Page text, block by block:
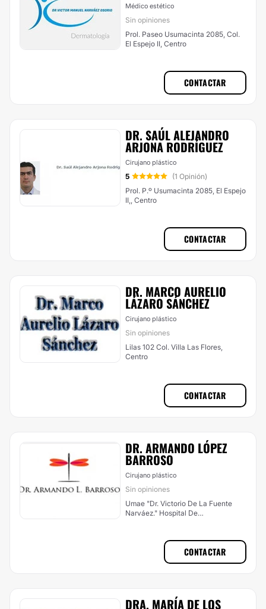
Médico estético
Sin opiniones
Prol. Paseo Usumacinta 2085, Col.
El Espejo II, Centro
CONTACTAR
DR. SAÚL ALEJANDRO
ARJONA RODRÍGUEZ
Cirujano plástico
5
(1 Opinión)
Prol. P.º Usumacinta 2085, El Espejo
II,, Centro
CONTACTAR
DR. MARCO AURELIO
LÁZARO SÁNCHEZ
Cirujano plástico
Sin opiniones
Lilas 102 Col. Villa Las Flores,
Centro
CONTACTAR
DR. ARMANDO LÓPEZ
BARROSO
Cirujano plástico
Sin opiniones
Umae "Dr. Victorio De La Fuente
Narváez." Hospital De
CONTACTAR
DRA. MARÍA DE LOS